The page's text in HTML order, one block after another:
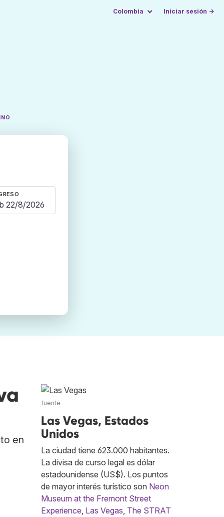
Colombia Iniciar sesión →
en
fuente
Las Vegas, Estados
Unidos
La ciudad tiene 623.000 habitantes.
La divisa de curso legal es dólar
estadounidense (US$). Los puntos
de mayor interés turístico son Neon
Museum at the Fremont Street
Experience, Las Vegas, The STRAT